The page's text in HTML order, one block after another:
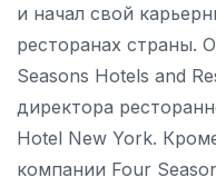
и начал свой
ресторанах страны.
Seasons Hotels and
директора
Hotel New York.
компании Four